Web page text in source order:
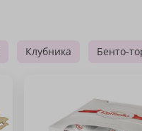
Клубника Бенто-